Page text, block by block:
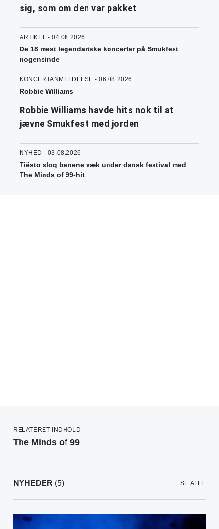
sig, som om den var pakket
ARTIKEL - 04.08.2026
De 18 mest legendariske koncerter på Smukfest
nogensinde
KONCERTANMELDELSE - 06.08.2026
Robbie Williams
Robbie Williams havde hits nok til at
jævne Smukfest med jorden
NYHED - 03.08.2026
Tiësto slog benene væk under dansk festival med
The Minds of 99-hit
RELATERET INDHOLD
The Minds of 99
NYHEDER (5) SE ALLE